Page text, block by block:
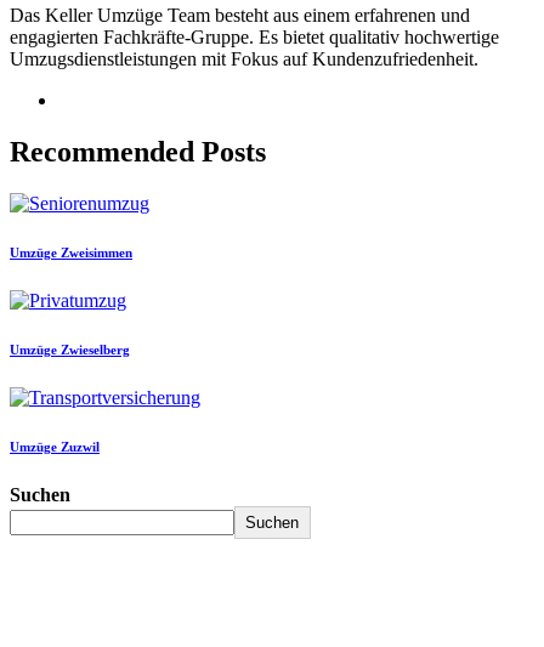
Das Keller Umzüge Team besteht aus einem erfahrenen und
engagierten Fachkräfte-Gruppe. Es bietet qualitativ hochwertige
Umzugsdienstleistungen mit Fokus auf Kundenzufriedenheit.
Recommended Posts
Umzüge Zweisimmen
Umzüge Zwieselberg
Umzüge Zuzwil
Suchen
Suchen